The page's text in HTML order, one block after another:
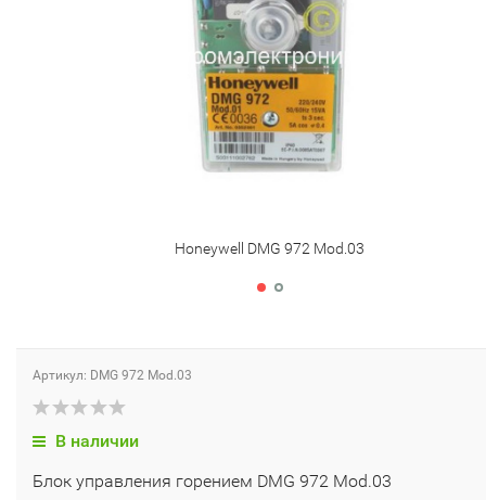
Honeywell DMG 972 Mod.03
Артикул: DMG 972 Mod.03
В наличии
Блок управления горением DMG 972 Mod.03